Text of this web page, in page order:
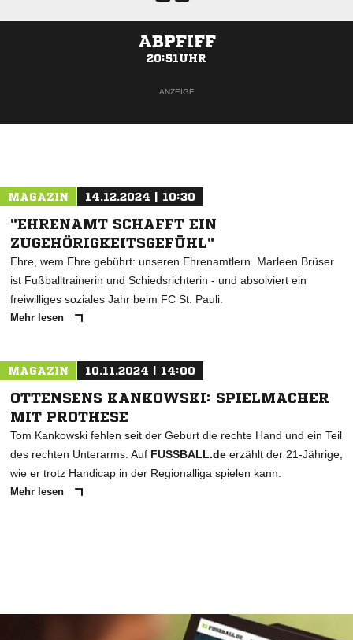
ABPFIFF
20:51UHR
ANZEIGE
MAGAZIN 14.12.2024 | 10:30
"EHRENAMT SCHAFFT EIN
ZUGEHÖRIGKEITSGEFÜHL"
Ehre, wem Ehre gebührt: unseren Ehrenamtlern. Marleen Brüser
ist Fußballtrainerin und Schiedsrichterin - und absolviert ein
freiwilliges soziales Jahr beim FC St. Pauli.
Mehr lesen
MAGAZIN 10.11.2024 | 14:00
OTTENSENS KANKOWSKI: SPIELMACHER
MIT PROTHESE
Tom Kankowski fehlen seit der Geburt die rechte Hand und ein Teil
des rechten Unterarms. Auf FUSSBALL.de erzählt der 21-Jährige,
wie er trotz Handicap in der Regionalliga spielen kann.
Mehr lesen